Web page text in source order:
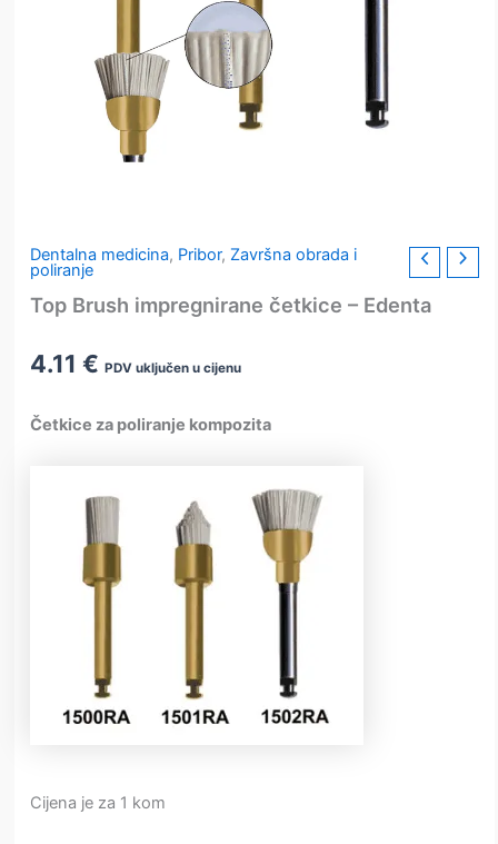
Dentalna medicina, Pribor, Završna obrada i
poliranje
Top Brush impregnirane četkice – Edenta
4.11€ PDV uključen u cijenu
Četkice za poliranje kompozita
Cijena je za 1 kom